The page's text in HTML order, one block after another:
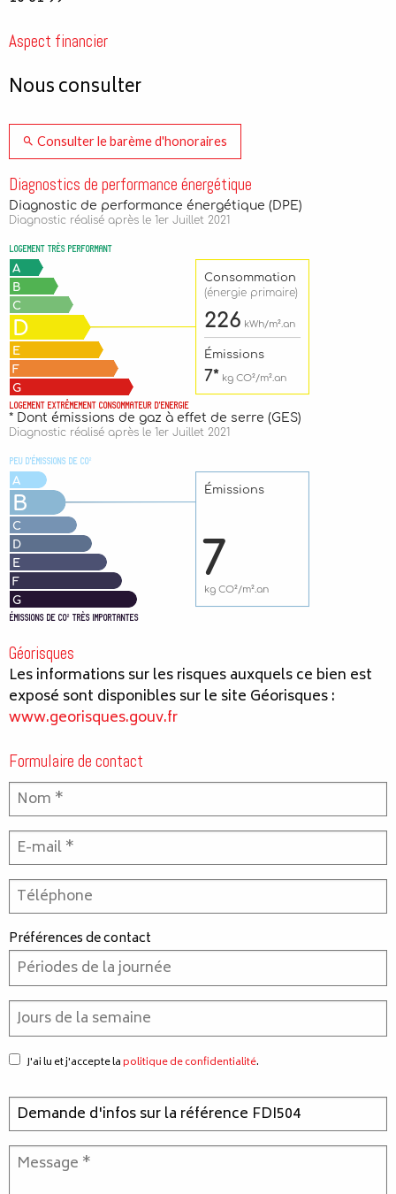
Aspect financier
Nous consulter
Consulter le barème d'honoraires
Diagnostics de performance énergétique
Géorisques
Les informations sur les risques auxquels ce bien est
exposé sont disponibles sur le site Géorisques :
www.georisques.gouv.fr
Formulaire de contact
Préférences de contact
J'ai lu et j'accepte lapolitique de confidentialité.